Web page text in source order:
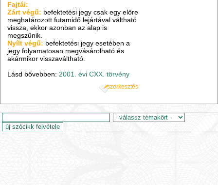
Fajtái:
Zárt végű: befektetési jegy csak egy előre
meghatározott futamidő lejártával váltható
vissza, ekkor azonban az alap is
megszűnik.
Nyílt végű: befektetési jegy esetében a
jegy folyamatosan megvásárolható és
akármikor visszaváltható.
Lásd bővebben: 2001. évi CXX. törvény
szerkesztés